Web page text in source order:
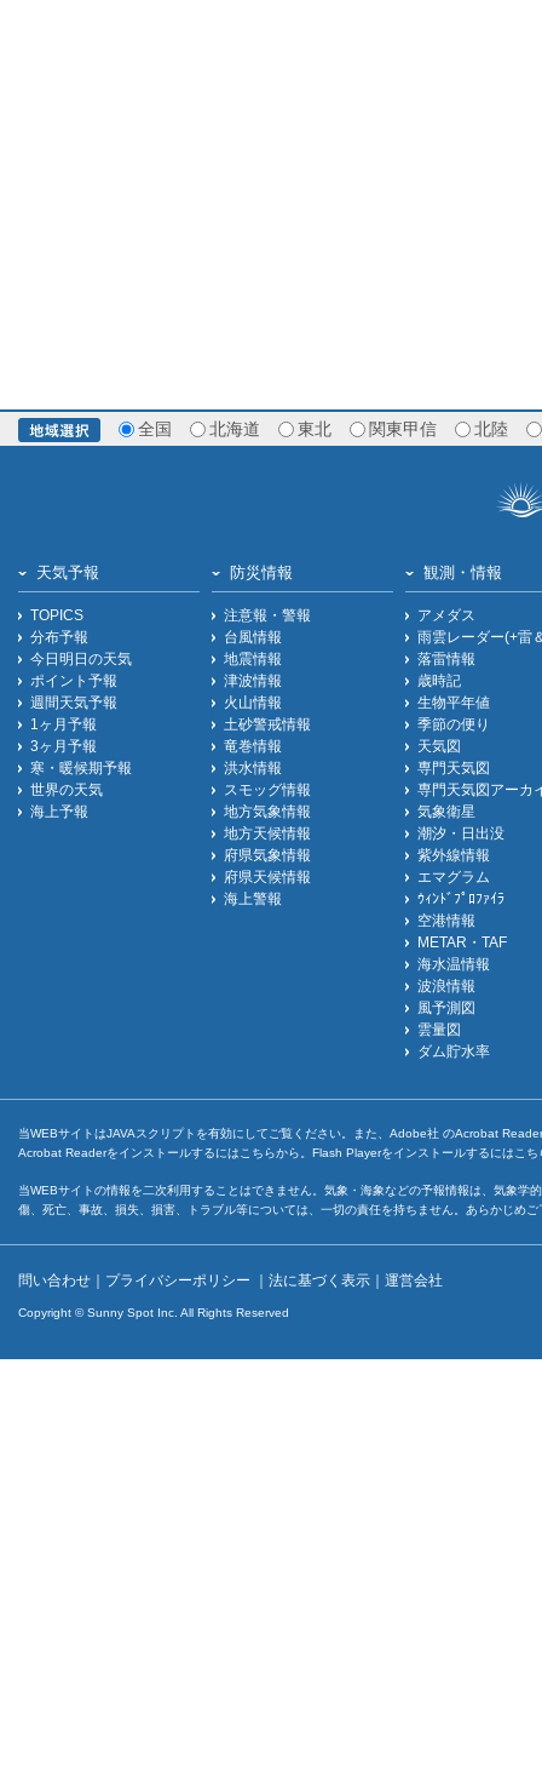
全国 北海道 東北 関東甲信 北陸
天気予報
TOPICS
分布予報
今日明日の天気
ポイント予報
週間天気予報
1ヶ月予報
3ヶ月予報
寒・暖候期予報
世界の天気
海上予報
防災情報
注意報・警報
台風情報
地震情報
津波情報
火山情報
土砂警戒情報
竜巻情報
洪水情報
スモッグ情報
地方気象情報
地方天候情報
府県気象情報
府県天候情報
海上警報
観測・情報
アメダス
雨雲レーダー(+雷
落雷情報
歳時記
生物平年値
季節の便り
天気図
専門天気図
専門天気図アーカ
気象衛星
潮汐・日出没
紫外線情報
エマグラム
ｳｨﾝﾄﾞﾌﾟﾛﾌｧｲﾗ
空港情報
METAR・TAF
海水温情報
波浪情報
風予測図
雲量図
ダム貯水率
当WEBサイトはJAVAスクリプトを有効にしてご覧ください。また、Adobe社 のAcrobat
Acrobat Readerをインストールするには こちらから。Flash Playerをインストールするには こち
当WEBサイトの情報を二次利用することはできません。気象・海象などの予報情報は、気象
傷、死亡、事故、損失、損害、トラブル等については、一切の責任を持ちません。あらかじめ
問い合わせ ｜ プライバシーポリシー ｜ 法に基づく表示 ｜ 運営会社
Copyright © Sunny Spot Inc. All Rights Reserved